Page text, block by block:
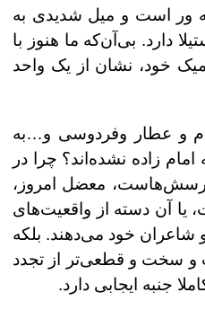
ور است و میل شدیدی به
دارد. بی‌آن‌که ما هنوز با
خود، نشان از یک واحد
و عطار وفردوسی و…به
زاده نشده‌اند؟ چرا در
پرسش‌هاست، معضل امروز،
آن دسته از واقعیت‌های
شاعران خود می‌دهند. بلکه
و سخت و قطعی‌تر از تجدد
جنبه ایجابی دارد.